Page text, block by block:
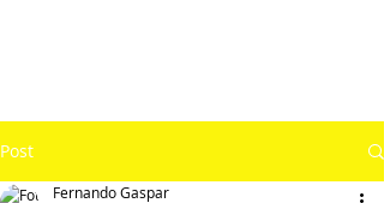
Post
Fernando Gaspar